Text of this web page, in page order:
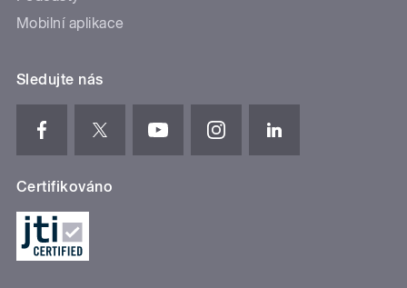
Mobilní aplikace
Sledujte nás
Certifikováno